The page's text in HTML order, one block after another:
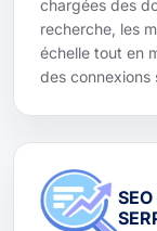
chargées des
recherche, les
échelle tout en
des connexions